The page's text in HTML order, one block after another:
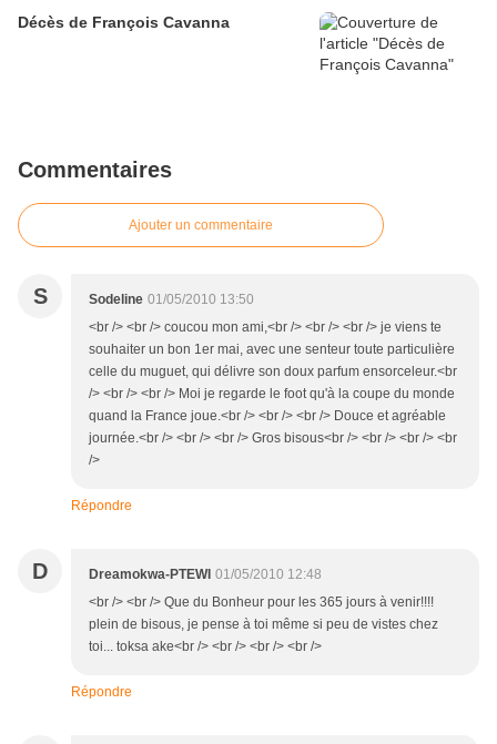
Décès de François Cavanna
Commentaires
Ajouter un commentaire
S Sodeline 01/05/2010 13:50
<br /> <br /> coucou mon ami,<br /> <br /> <br /> je viens te
souhaiter un bon 1er mai, avec une senteur toute particulière
celle du muguet, qui délivre son doux parfum ensorceleur.<br
/> <br /> <br /> Moi je regarde le foot qu'à la coupe du monde
quand la France joue.<br /> <br /> <br /> Douce et agréable
journée.<br /> <br /> <br /> Gros bisous<br /> <br /> <br /> <br
/>
Répondre
D Dreamokwa-PTEWI 01/05/2010 12:48
<br /> <br /> Que du Bonheur pour les 365 jours à venir!!!!
plein de bisous, je pense à toi même si peu de vistes chez
toi... toksa ake<br /> <br /> <br /> <br />
Répondre